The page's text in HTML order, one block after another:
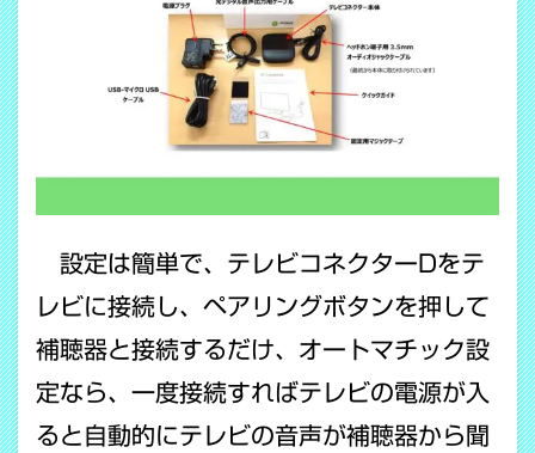
設定は簡単で、テレビコネクターDをテ
レビに接続し、ペアリングボタンを押して
補聴器と接続するだけ、オートマチック設
定なら、一度接続すればテレビの電源が入
ると自動的にテレビの音声が補聴器から聞